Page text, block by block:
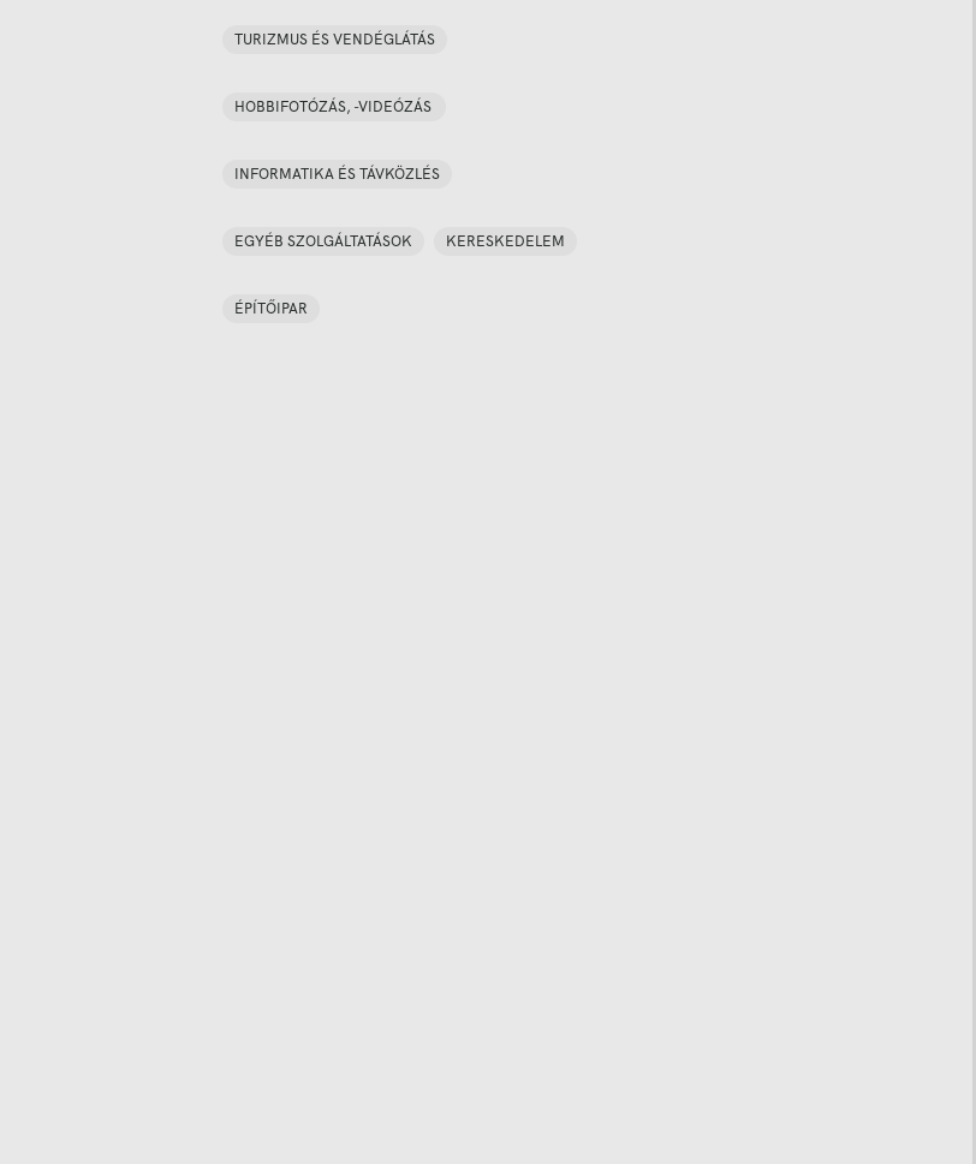
TURIZMUS ÉS VENDÉGLÁTÁS
HOBBIFOTÓZÁS, -VIDEÓZÁS
INFORMATIKA ÉS TÁVKÖZLÉS
EGYÉB SZOLGÁLTATÁSOK KERESKEDELEM
ÉPÍTŐIPAR